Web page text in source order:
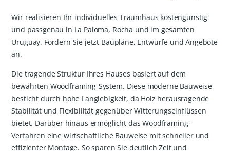
Wir realisieren Ihr individuelles Traumhaus kostengünstig
und passgenau in La Paloma, Rocha und im gesamten
Uruguay. Fordern Sie jetzt Baupläne, Entwürfe und Angebote
an.
Die tragende Struktur Ihres Hauses basiert auf dem
bewährten Woodframing-System. Diese moderne Bauweise
besticht durch hohe Langlebigkeit, da Holz herausragende
Stabilität und Flexibilität gegenüber Witterungseinflüssen
bietet. Darüber hinaus ermöglicht das Woodframing-
Verfahren eine wirtschaftliche Bauweise mit schneller und
effizienter Montage. So sparen Sie deutlich Zeit und